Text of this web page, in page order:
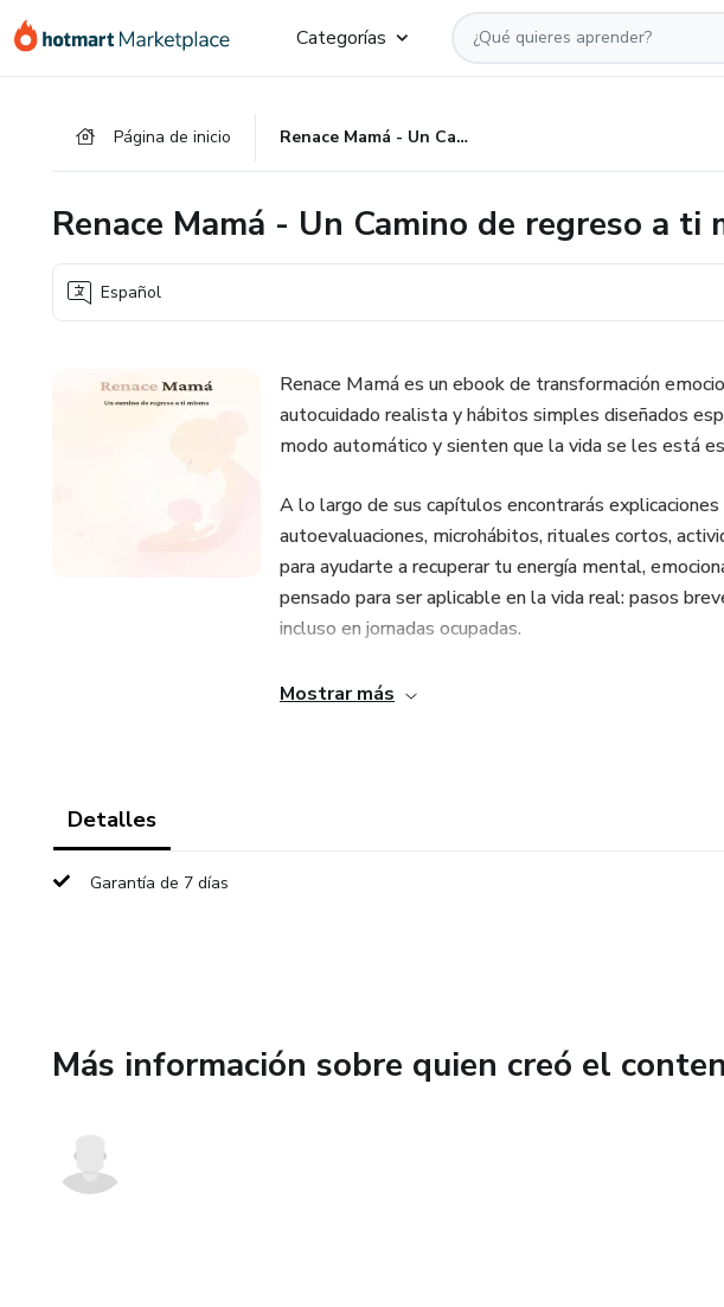
Categorías
Página de inicio Renace Mamá - Un Camino de regreso a ti misma
Renace Mamá - Un Camino de regreso a ti
Español
Renace Mamá es un ebook de transformación
autocuidado realista y hábitos simples diseñados
modo automático y sienten que la vida se les está
A lo largo de sus capítulos encontrarás explicaciones
autoevaluaciones, microhábitos, rituales cortos,
para ayudarte a recuperar tu energía mental,
pensado para ser aplicable en la vida real: pasos
incluso en jornadas ocupadas.
Este ebook es para ti si:
Te identificas con frases como “no puedo más”,
mí”.
Mostrar más
Detalles
Garantía de 7 días
Más información sobre quien creó el